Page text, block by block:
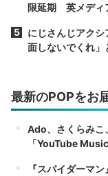
限延期 英メディ
にじさんじアク
面しないでくれ」
最新のPOPをお
Ado、さくらみこ
「YouTube
『スパイダーマ